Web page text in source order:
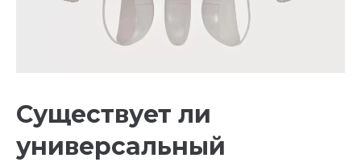
Существует ли
универсальный